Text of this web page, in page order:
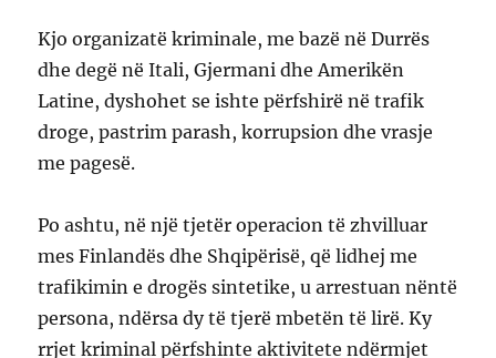
Kjo organizatë kriminale, me bazë në Durrës
dhe degë në Itali, Gjermani dhe Amerikën
Latine, dyshohet se ishte përfshirë në trafik
droge, pastrim parash, korrupsion dhe vrasje
me pagesë.
Po ashtu, në një tjetër operacion të zhvilluar
mes Finlandës dhe Shqipërisë, që lidhej me
trafikimin e drogës sintetike, u arrestuan nëntë
persona, ndërsa dy të tjerë mbetën të lirë. Ky
rrjet kriminal përfshinte aktivitete ndërmjet